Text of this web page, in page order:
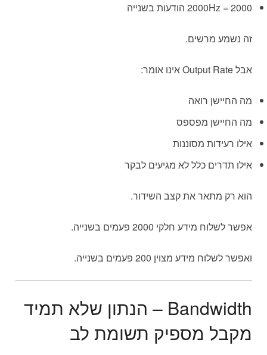
2000Hz = 2000 הודעות בשנייה
זה נשמע מרשים.
אבל Output Rate אינו אומר:
מה החיישן רואה
מה החיישן מפספס
אילו רעידות מסוננות
אילו תדרים כלל לא מגיעים לבקר
הוא רק מתאר את קצב השידור.
אפשר לשלוח מידע חלקי 2000 פעמים בשנייה.
ואפשר לשלוח מידע מצוין 200 פעמים בשנייה.
Bandwidth – הנתון שלא תמיד
מקבל מספיק תשומת לב